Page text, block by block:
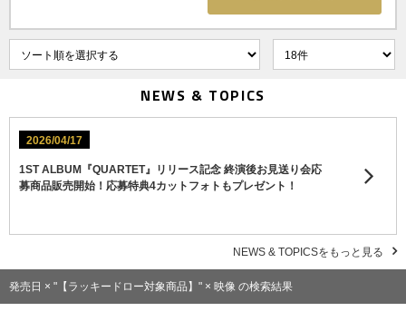
NEWS & TOPICS
2026/04/17
1ST ALBUM『QUARTET』リリース記念 終演後お見送り会応
募商品販売開始！応募特典4カットフォトもプレゼント！
NEWS & TOPICSをもっと見る
発売日 × "【ラッキードロー対象商品】" × 映像 の検索結果